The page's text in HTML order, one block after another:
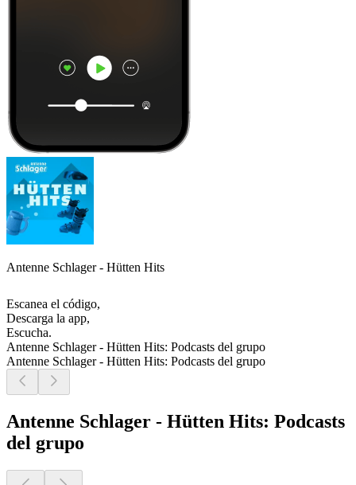
Antenne Schlager - Hütten Hits
Escanea el código,
Descarga la app,
Escucha.
Antenne Schlager - Hütten Hits: Podcasts del grupo
Antenne Schlager - Hütten Hits: Podcasts del grupo
Antenne Schlager - Hütten Hits: Podcasts
del grupo